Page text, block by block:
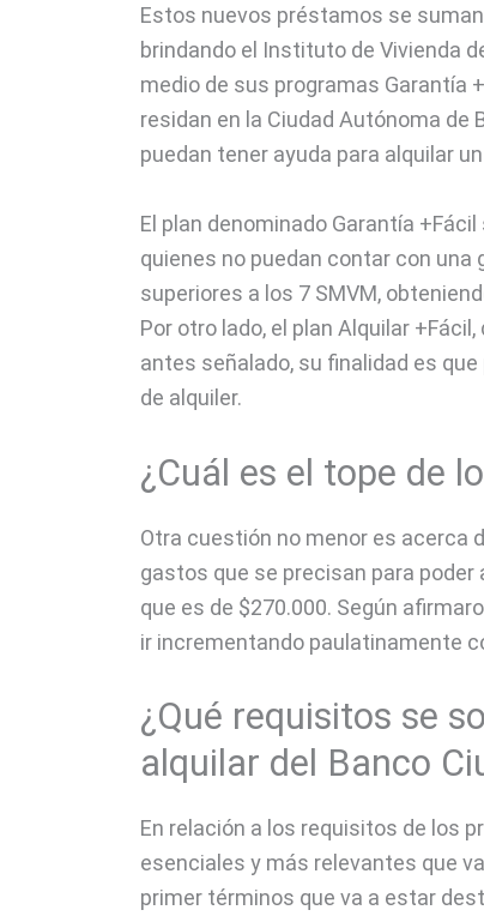
Estos nuevos préstamos se
brindando el Instituto de Vivienda
medio de sus programas Garantía
residan en la Ciudad Autónoma de
puedan tener ayuda para alquilar
El plan denominado Garantía
quienes no puedan contar con una
superiores a los 7 SMVM,
Por otro lado, el plan Alquilar
antes señalado, su finalidad es
de alquiler.
¿Cuál es el tope de
Otra cuestión no menor es acerca
gastos que se precisan para
que es de $270.000. Según
ir incrementando paulatinamente
¿Qué requisitos se
alquilar del Banco
En relación a los requisitos de los
esenciales y más relevantes que
primer términos que va a estar